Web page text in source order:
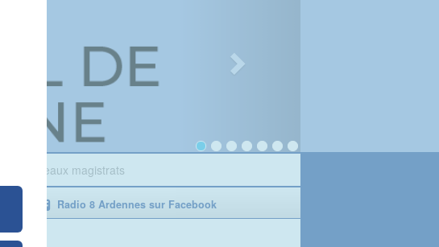
9 nouveaux magistrats
Radio 8 Ardennes sur Facebook